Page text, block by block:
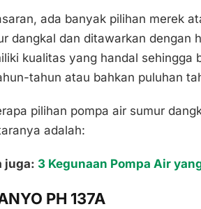
ada banyak pilihan merek
dangkal dan ditawarkan dengan
kualitas yang handal sehingga
tahun atau bahkan puluhan
pilihan pompa air sumur
adalah:
juga: 3 Kegunaan Pompa Air
PH 137A